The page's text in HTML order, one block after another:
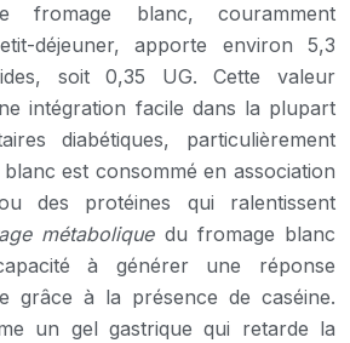
fromage blanc, couramment
déjeuner, apporte environ 5,3
soit 0,35 UG. Cette valeur
intégration facile dans la plupart
diabétiques, particulièrement
est consommé en association
des protéines qui ralentissent
métaboliquedu fromage blanc
à générer une réponse
grâce à la présence de caséine.
un gel gastrique qui retarde la